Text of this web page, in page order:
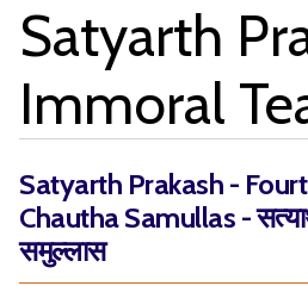
Satyarth
Immoral
Satyarth Prakash -
Chautha Samullas -
समुल्लास